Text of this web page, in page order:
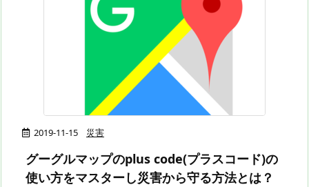
2019-11-15 災害
グーグルマップのplus code(プラスコード)の
使い方をマスターし災害から守る方法とは？